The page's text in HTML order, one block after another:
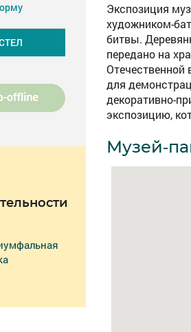
Экспозиция
художником-
битвы.
передано на
Отечественной
для
декоративно-
экспозицию,
Музей-